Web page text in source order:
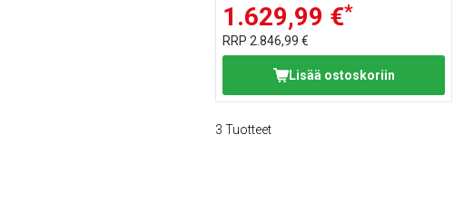
1.629,99 €*
RRP 2.846,99 €
Lisää ostoskoriin
3 Tuotteet